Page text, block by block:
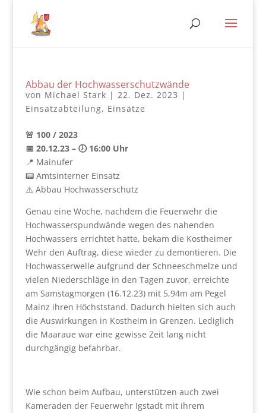
Abbau der Hochwasserschutzwände
von Michael Stark | 22. Dez. 2023 |
Einsatzabteilung, Einsätze
🚨 100 / 2023
📅 20.12.23 – 🕖 16:00 Uhr
📍 Mainufer
📟 Amtsinterner Einsatz
⚠️ Abbau Hochwasserschutz
Genau eine Woche, nachdem die Feuerwehr die
Hochwasserspundwände wegen des nahenden
Hochwassers errichtet hatte, bekam die Kostheimer
Wehr den Auftrag, diese wieder zu demontieren. Die
Hochwasserwelle aufgrund der Schneeschmelze und
vielen Niederschläge in den Tagen zuvor, erreichte
am Samstagmorgen (16.12.23) mit 5,94m am Pegel
Mainz ihren Höchststand. Dadurch hielten sich auch
die Auswirkungen in Kostheim in Grenzen. Lediglich
die Maaraue war eine gewisse Zeit lang nicht
durchgängig befahrbar.
Wie schon beim Aufbau, unterstützen auch zwei
Kameraden der Feuerwehr Igstadt mit ihrem